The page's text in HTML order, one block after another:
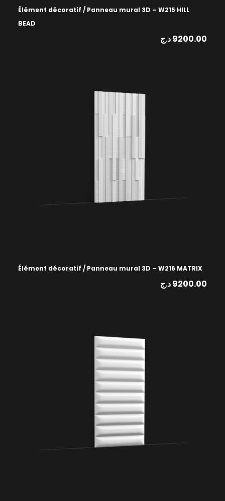
Élément décoratif / Panneau mural 3D – W215 HILL
BEAD
9200.00د.ج
Élément décoratif / Panneau mural 3D – W216 MATRIX
9200.00د.ج